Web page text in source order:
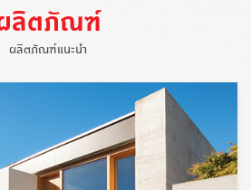
ลิตภัณฑ์
ผลิตภัณฑ์แนะนำ